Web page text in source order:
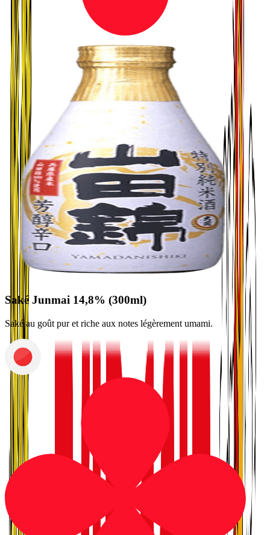
Saké Junmai 14,8% (300ml)
Saké au goût pur et riche aux notes légèrement umami.